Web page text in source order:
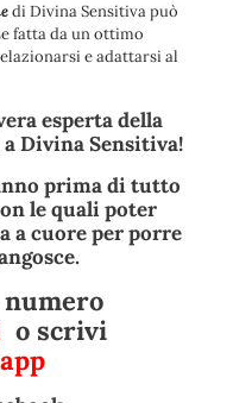
di Divina Sensitiva può
fatta da un ottimo
e adattarsi al
esperta della
Divina Sensitiva!
prima di tutto
le quali poter
a cuore per porre
o scrivi